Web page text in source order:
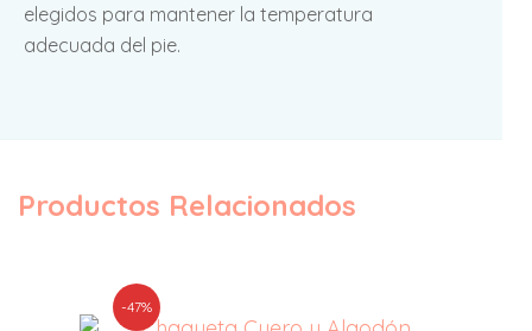
elegidos para mantener la temperatura
adecuada del pie.
Productos Relacionados
-47%